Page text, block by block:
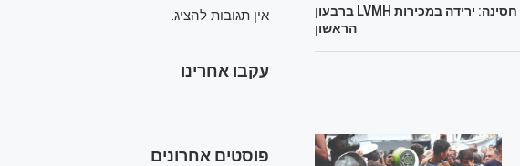
היוקרה לא חסינה: ירידה במכירות LVMH ברבעון
הראשון
אין תגובות להציג.
עקבו אחרינו
פוסטים אחרונים